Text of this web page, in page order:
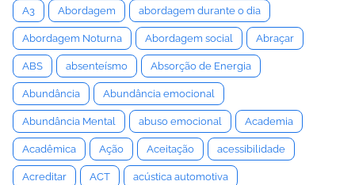
A3 Abordagem abordagem durante o dia
Abordagem Noturna Abordagem social Abraçar
ABS absenteísmo Absorção de Energia
Abundância Abundância emocional
Abundância Mental abuso emocional Academia
Acadêmica Ação Aceitação acessibilidade
Acreditar ACT acústica automotiva